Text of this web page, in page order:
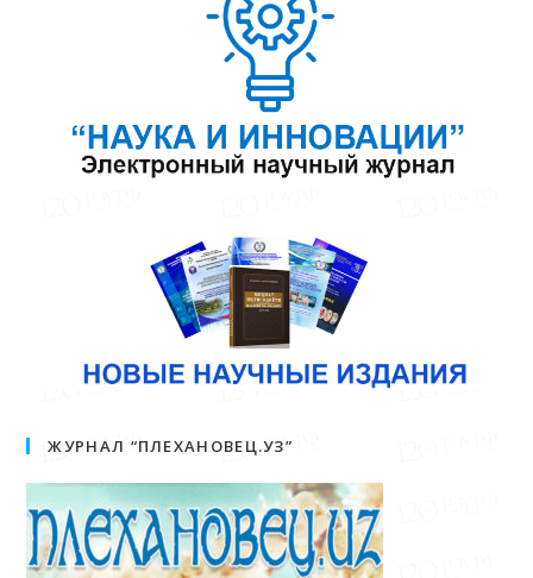
ЖУРНАЛ “ПЛЕХАНОВЕЦ.УЗ”